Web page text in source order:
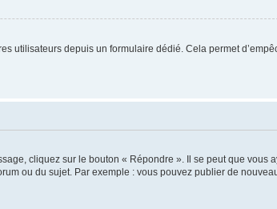
utilisateurs depuis un formulaire dédié. Cela permet
cliquez sur le bouton « Répondre ». Il se peut que vous
ou du sujet. Par exemple : vous pouvez publier de